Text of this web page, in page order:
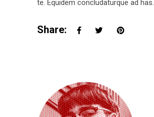
te. Equidem concludaturque ad has.
Share: